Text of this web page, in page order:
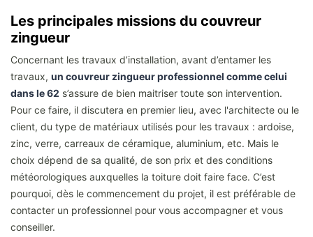
Les principales missions du couvreur
zingueur
Concernant les travaux d’installation, avant d’entamer les
travaux, un couvreur zingueur professionnel comme celui
dans le 62 s’assure de bien maitriser toute son intervention.
Pour ce faire, il discutera en premier lieu, avec l'architecte ou le
client, du type de matériaux utilisés pour les travaux : ardoise,
zinc, verre, carreaux de céramique, aluminium, etc. Mais le
choix dépend de sa qualité, de son prix et des conditions
météorologiques auxquelles la toiture doit faire face. C’est
pourquoi, dès le commencement du projet, il est préférable de
contacter un professionnel pour vous accompagner et vous
conseiller.